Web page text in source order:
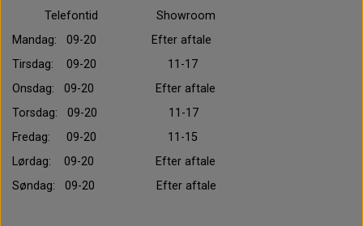
Telefontid Showroom
Mandag: 09-20 Efter aftale
Tirsdag: 09-20 11-17
Onsdag: 09-20 Efter aftale
Torsdag: 09-20 11-17
Fredag: 09-20 11-15
Lørdag: 09-20 Efter aftale
Søndag: 09-20 Efter aftale